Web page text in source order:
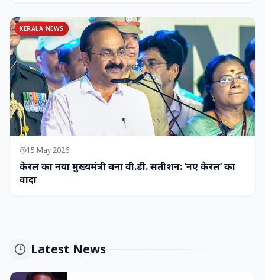
KERALA NEWS
15 May 2026
केरल का नया मुख्यमंत्री बना वी.डी. सतीशन: ‘नए केरल’ का
वादा
Latest News